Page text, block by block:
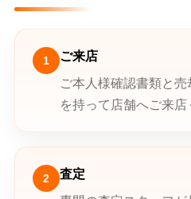
1
ご来店
ご本人様確認書類と
を持って店舗へご来店
2
査定